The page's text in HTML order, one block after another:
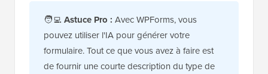
🧑‍💻 Astuce Pro : Avec WPForms, vous
pouvez utiliser l'IA pour générer votre
formulaire. Tout ce que vous avez à faire est
de fournir une courte description du type de